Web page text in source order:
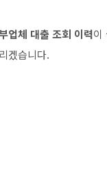
업체 대출 조회 이력이
겠습니다.